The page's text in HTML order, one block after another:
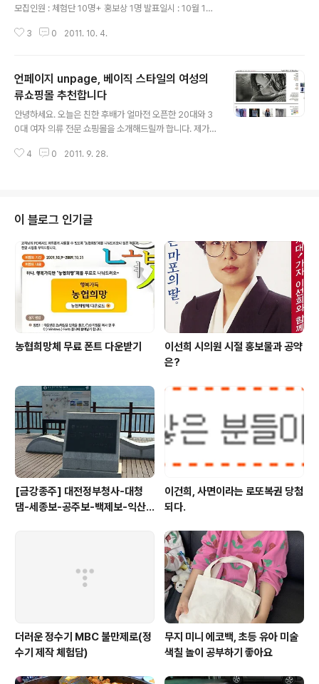
모집인원 : 체험단 10명+ 홍보상 1명 발표일시 : 10월 12
크랩하시고 댓글을 달아주시는 열한분께 행운을 드립니다.
p://www.e-lum.net) 회원가입 후 체험단신청”게시판에
신청해 주세요. 체험단미션 : e.lum-K1을 받으시면 2011
년 10월 28일까지 자신의 블로그, KIRD 공식홈페이지, KI
RD카페, 다양한 리뷰 사이트(3곳이상)에 등록해 주시면
됩니다. (개봉기, 디자인, 성능의 3편의 후기를 업로드) 체
험단특전 : 선정되시는..
3 0 2011. 10. 4.
언페이지 unpage, 베이직 스타일의 여성의
류쇼핑몰 추천합니다
안녕하세요. 오늘은 친한 후배가 얼마전 오픈한 20대와 3
0대 여자 의류 전문 쇼핑몰을 소개해드릴까 합니다. 제가
만 쇼핑몰을 둘러보니 정말 이쁜 옷들이 많이 있습니다. 아
스팅해봅니다. 언페이지 http://unpage.co.kr/ 쇼핑몰의
이름입니다. 쇼핑몰 이름이 왜 언페이지 unpage 인줄은
모르겠네요. ^^ 인터넷 쇼핑몰을 자주 이용하는 여성분들
이 보시기엔 자주 볼수 있는 쇼핑몰의 형태입니다. 자! 그럼
이번엔 언페이지에서 어떤 여성 의류를 팔고 있는지 알아
보도록 하겠습니다. 옷이 어..
4 0 2011. 9. 28.
이 블로그 인기글
농협희망체 무료 폰트 다운받기
이선희 시의원 시절 홍보물과 공약
은?
[금강종주] 대전정부청사-대청
댐-세종보-공주보-백제보-익산
이건희, 사면이라는 로또복권 당첨
되다.
더러운 정수기 MBC 불만제로(정
수기 제작 체험담)
무지 미니 에코백, 초등 유아 미술
색칠 놀이 공부하기 좋아요